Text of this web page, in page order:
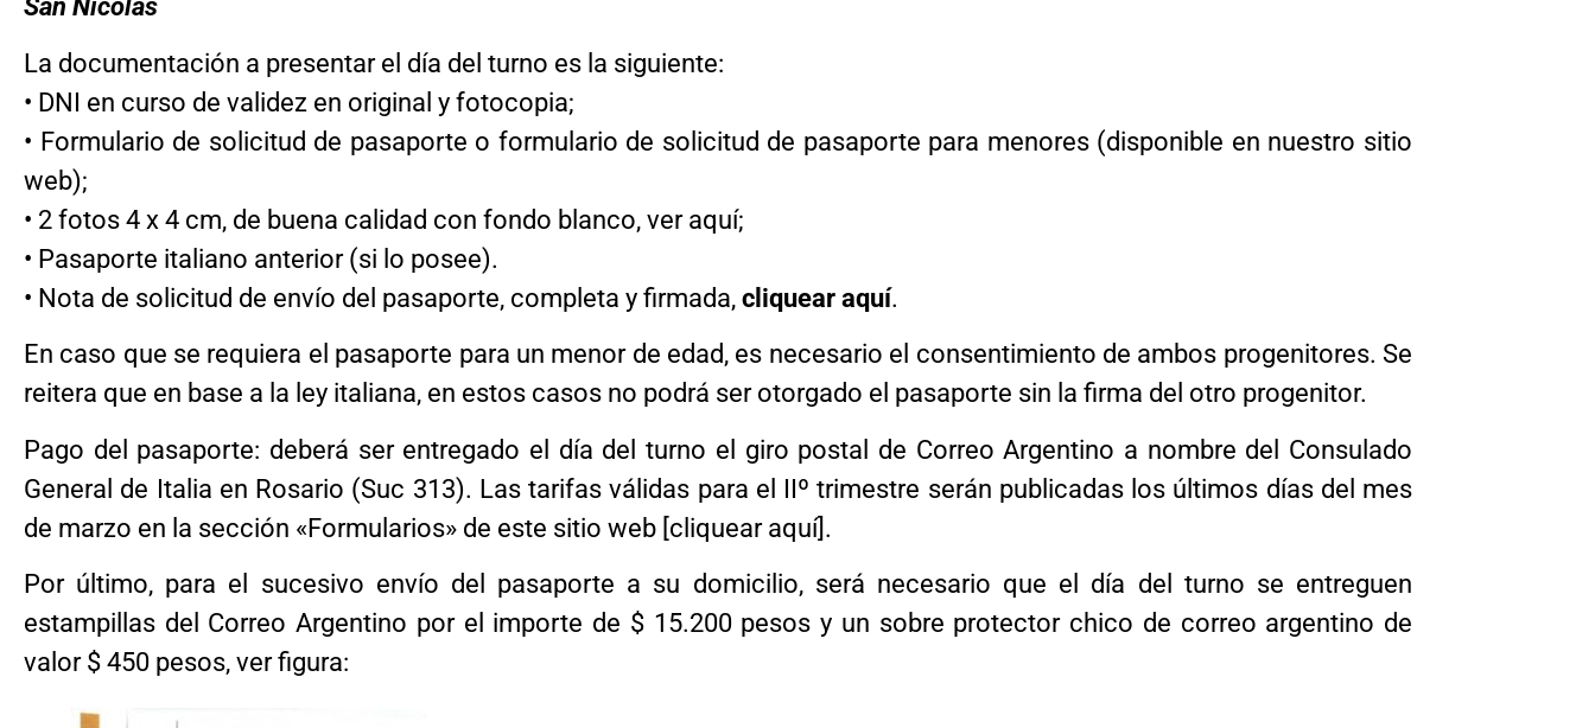
San Nicolás
La documentación a presentar el día del turno es la siguiente:
• DNI en curso de validez en original y fotocopia;
• Formulario de solicitud de pasaporte o formulario de solicitud de pasaporte para menores (disponible en nuestro sitio
web);
• 2 fotos 4 x 4 cm, de buena calidad con fondo blanco, ver aquí;
• Pasaporte italiano anterior (si lo posee).
• Nota de solicitud de envío del pasaporte, completa y firmada, cliquear aquí.
En caso que se requiera el pasaporte para un menor de edad, es necesario el consentimiento de ambos progenitores. Se
reitera que en base a la ley italiana, en estos casos no podrá ser otorgado el pasaporte sin la firma del otro progenitor.
Pago del pasaporte: deberá ser entregado el día del turno el giro postal de Correo Argentino a nombre del Consulado
General de Italia en Rosario (Suc 313). Las tarifas válidas para el IIº trimestre serán publicadas los últimos días del mes
de marzo en la sección «Formularios» de este sitio web [cliquear aquí].
Por último, para el sucesivo envío del pasaporte a su domicilio, será necesario que el día del turno se entreguen
estampillas del Correo Argentino por el importe de $ 15.200 pesos y un sobre protector chico de correo argentino de
valor $ 450 pesos, ver figura: